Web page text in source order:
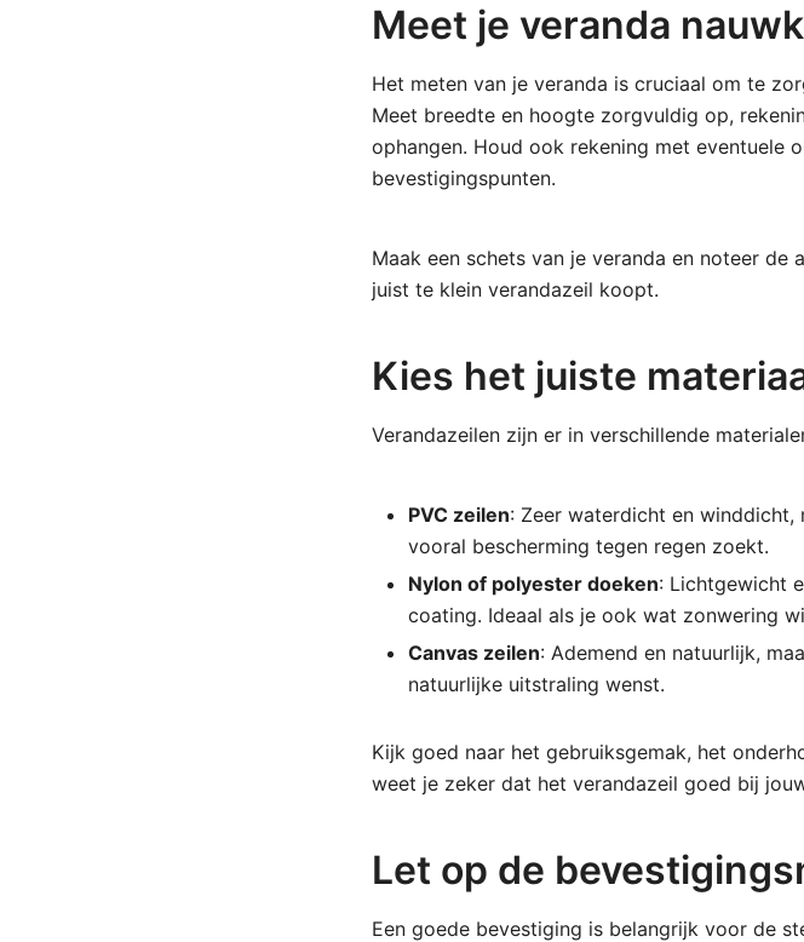
Meet je veranda
Het meten van je veranda is cruciaal om te
Meet breedte en hoogte zorgvuldig op,
ophangen. Houd ook rekening met eventuele
bevestigingspunten.
Maak een schets van je veranda en noteer
juist te klein verandazeil koopt.
Kies het juiste
Verandazeilen zijn er in verschillende
PVC zeilen: Zeer waterdicht en winddicht,
vooral bescherming tegen regen zoekt.
Nylon of polyester doeken: Lichtgewicht
coating. Ideaal als je ook wat zonwering
Canvas zeilen: Ademend en natuurlijk,
natuurlijke uitstraling wenst.
Kijk goed naar het gebruiksgemak, het
weet je zeker dat het verandazeil goed bij
Let op de
Een goede bevestiging is belangrijk voor de